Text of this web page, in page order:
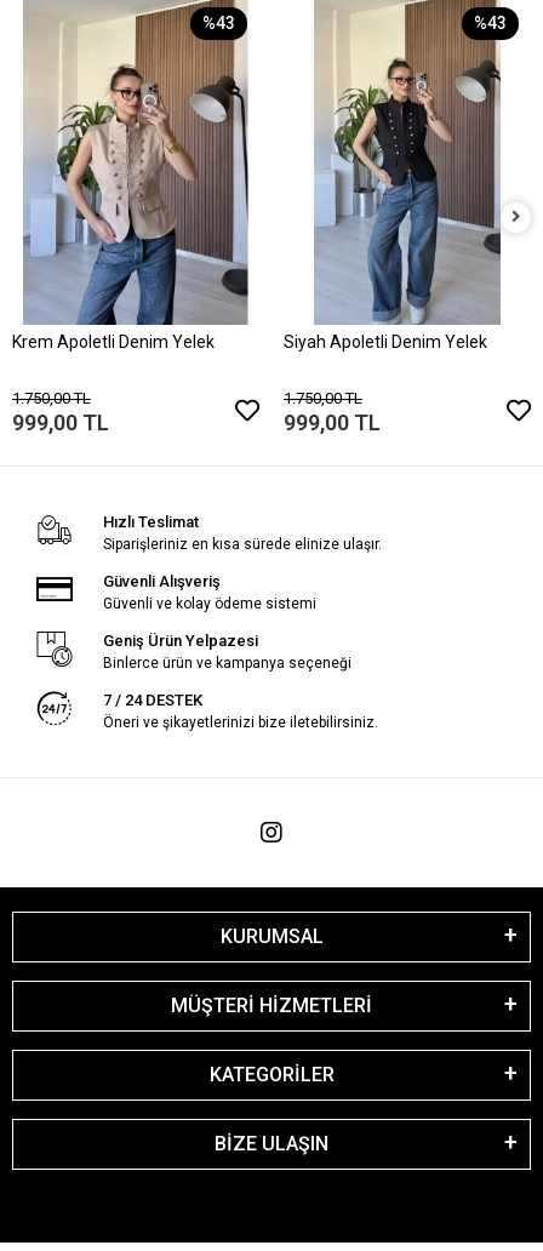
%43
Krem Apoletli Denim Yelek
1.750,00 TL
999,00 TL
%43
Siyah Apoletli Denim Yelek
1.750,00 TL
999,00 TL
Hızlı Teslimat
Siparişleriniz en kısa sürede elinize ulaşır.
Güvenli Alışveriş
Güvenli ve kolay ödeme sistemi
Geniş Ürün Yelpazesi
Binlerce ürün ve kampanya seçeneği
7 / 24 DESTEK
Öneri ve şikayetlerinizi bize iletebilirsiniz.
KURUMSAL
MÜŞTERİ HİZMETLERİ
KATEGORİLER
BİZE ULAŞIN